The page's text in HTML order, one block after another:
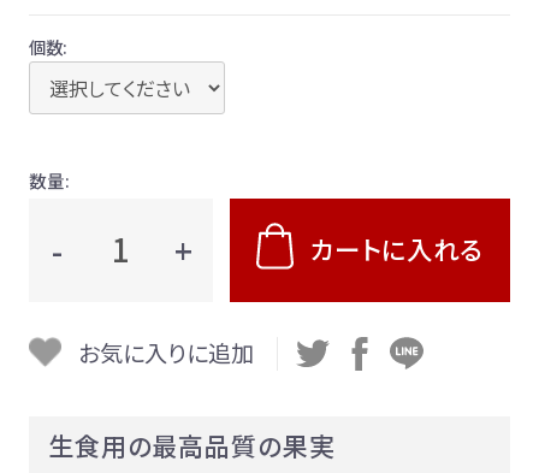
個数:
数量:
- + カートに入れる
お気に入りに追加
生食用の最高品質の果実
ぐい呑み純米大吟醸 SAKERISE
ぐい呑み大吟醸極 雪漫々
デコレーションケーキ（店頭受取）
ストロベリーガーデン